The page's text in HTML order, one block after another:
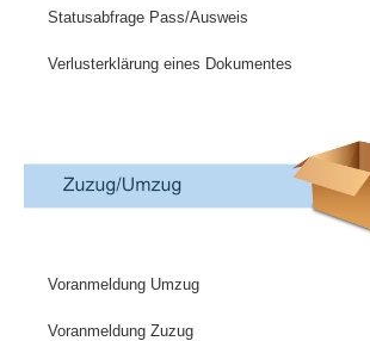
Statusabfrage Pass/Ausweis
Verlusterklärung eines Dokumentes
Voranmeldung Umzug
Voranmeldung Zuzug